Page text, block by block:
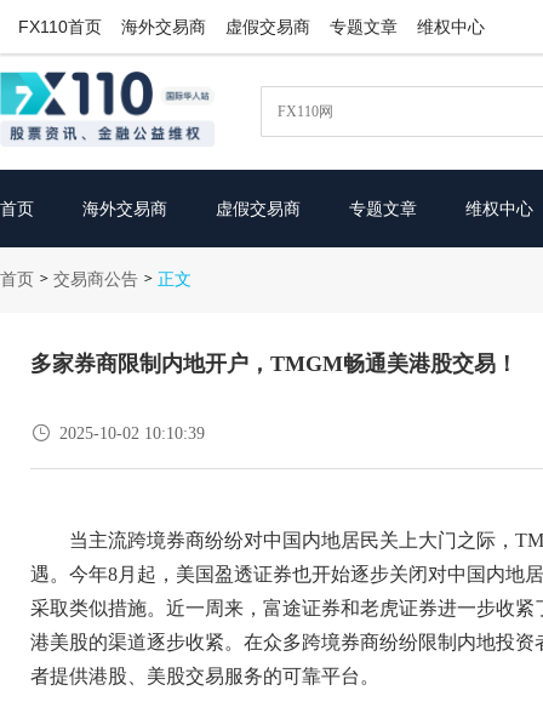
FX110首页 海外交易商 虚假交易商 专题文章 维权中心
首页 海外交易商 虚假交易商 专题文章 维权中心
首页 > 交易商公告 > 正文
多家券商限制内地开户，TMGM畅通美港股交易！
 2025-10-02 10:10:39
当主流跨境券商纷纷对中国内地居民关上大门之际，
遇。今年8月起，美国盈透证券也开始逐步关闭对中国内地
采取类似措施。近一周来，富途证券和老虎证券进一步收
港美股的渠道逐步收紧。在众多跨境券商纷纷限制内地投
者提供港股、美股交易服务的可靠平台。